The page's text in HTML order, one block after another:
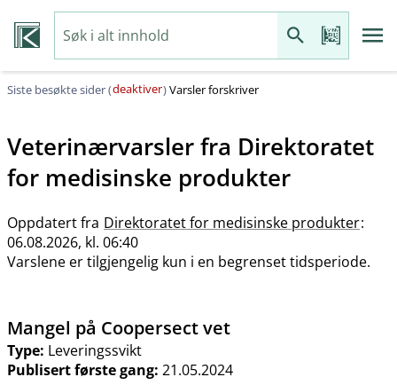
Siste besøkte sider (deaktiver)Varsler forskriver
Veterinærvarsler fra Direktoratet
for medisinske produkter
Oppdatert fra Direktoratet for medisinske produkter:
06.08.2026, kl. 06:40
Varslene er tilgjengelig kun i en begrenset tidsperiode.
Mangel på Coopersect vet
Type: Leveringssvikt
Publisert første gang: 21.05.2024